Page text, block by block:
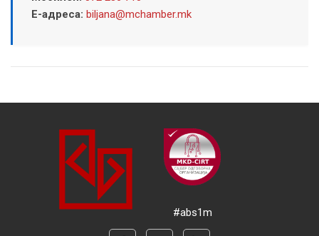
Е-адреса: biljana@mchamber.mk
#abs1m